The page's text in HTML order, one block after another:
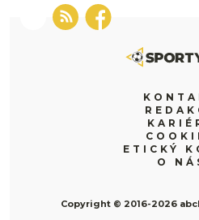
ETICKÝ
O
Copyright © 2016-2026